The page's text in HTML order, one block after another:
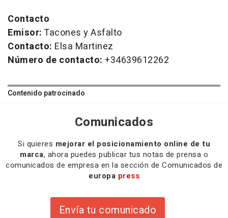
Contacto
Emisor: Tacones y Asfalto
Contacto: Elsa Martinez
Número de contacto: +34639612262
Contenido patrocinado
Comunicados
Si quieres mejorar el posicionamiento online de tu
marca, ahora puedes publicar tus notas de prensa o
comunicados de empresa en la sección de Comunicados de
europa press
Envía tu comunicado